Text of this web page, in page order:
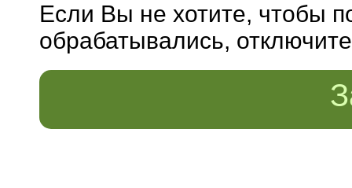
Если Вы не хотите, чтобы
обрабатывались,